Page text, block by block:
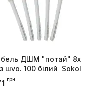
ДШМ "потай" 8х
шур. 100 білий, Sokol
16945
грн